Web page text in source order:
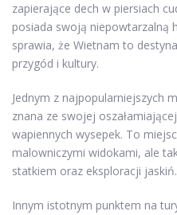
zapierające dech w piersiach
posiada swoją niepowtarzalną
sprawia, że Wietnam to
przygód i kultury.
Jednym z najpopularniejszych
znana ze swojej
wapiennych wysepek. To
malowniczymi widokami, ale
statkiem oraz eksploracji jaskiń.
Innym istotnym punktem na